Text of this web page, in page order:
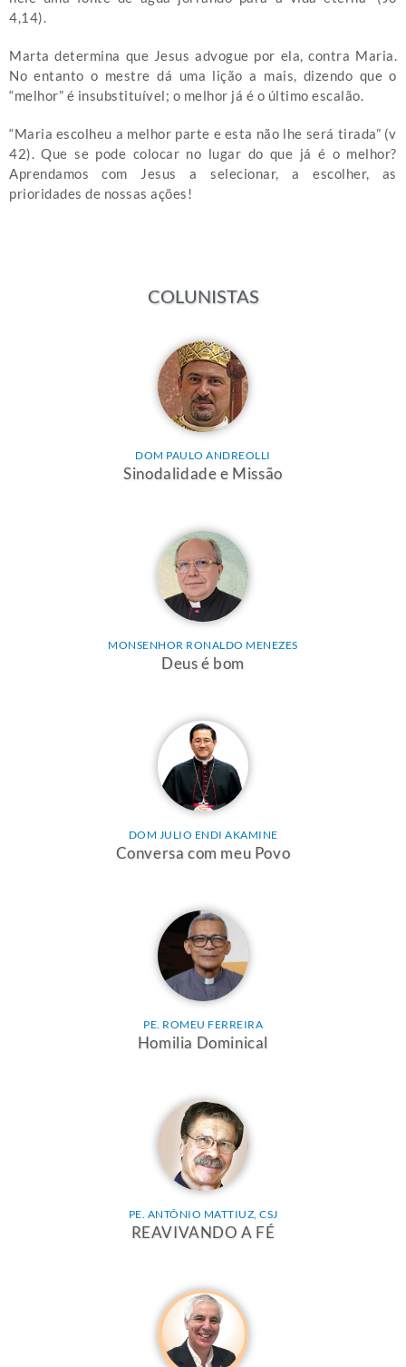
4,14).
Marta determina que Jesus advogue por ela, contra Maria.
No entanto o mestre dá uma lição a mais, dizendo que o
“melhor” é insubstituível; o melhor já é o último escalão.
“Maria escolheu a melhor parte e esta não lhe será tirada” (v
42). Que se pode colocar no lugar do que já é o melhor?
Aprendamos com Jesus a selecionar, a escolher, as
prioridades de nossas ações!
COLUNISTAS
DOM PAULO ANDREOLLI
Sinodalidade e Missão
MONSENHOR RONALDO MENEZES
Deus é bom
DOM JULIO ENDI AKAMINE
Conversa com meu Povo
PE. ROMEU FERREIRA
Homilia Dominical
PE. ANTÔNIO MATTIUZ, CSJ
REAVIVANDO A FÉ